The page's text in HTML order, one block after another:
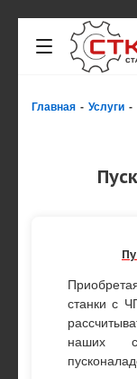
Главная - Услуги -
станки с
наших